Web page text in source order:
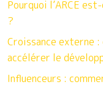
Pourquoi l’ARCE
?
Croissance externe
accélérer le
Influenceurs :